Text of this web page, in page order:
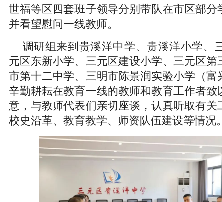
世福等区四套班子领导分别带队在市区部分
并看望慰问一线教师。
调研组来到贵溪洋中学、贵溪洋小学、
元区东新小学、三元区建设小学、三元区第
市第十二中学、三明市陈景润实验小学（富
辛勤耕耘在教育一线的教师和教育工作者致
意，与教师代表们亲切座谈，认真听取有关
校史沿革、教育教学、师资队伍建设等情况